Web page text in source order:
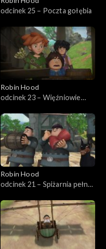
odcinek 25 – Poczta gołębia
Robin Hood
odcinek 23 – Więźniowie
Robin Hood
odcinek 21 – Spiżarnia pełna